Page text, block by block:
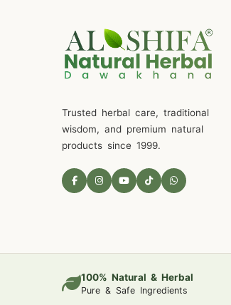
Trusted herbal care, traditional
wisdom, and premium natural
products since 1999.
100% Natural & Herbal
Pure & Safe Ingredients